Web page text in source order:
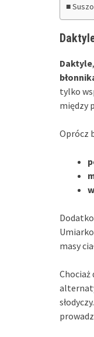
Daktyle
tylko
między
Oprócz
masy
Chociaż